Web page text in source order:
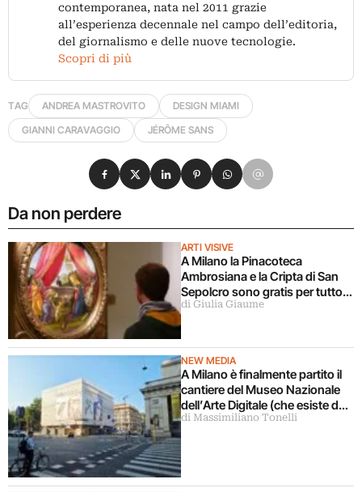
contemporanea, nata nel 2011 grazie
all’esperienza decennale nel campo dell’editoria,
del giornalismo e delle nuove tecnologie.
Scopri di più
TAG ANDREA MASTROVITO
DESIGN MIAMI
GIANNI CARAVAGGIO
JÉRÔME SANS
Da non perdere
ARTI VISIVE
A Milano la Pinacoteca
Ambrosiana e la Cripta di San
Sepolcro sono gratis per tutto
agosto (ma solo per milanesi)
di Giulia Giaume
NEW MEDIA
A Milano è finalmente partito il
cantiere del Museo Nazionale
dell’Arte Digitale (che esiste da
5 anni ma ancora non c’è)
di Massimiliano Tonelli
Condividi su Facebook
Condividi su X
Condividi su LinkedIn
Condividi su Pinterest
Condividi su WhatsApp
Condividi su Email